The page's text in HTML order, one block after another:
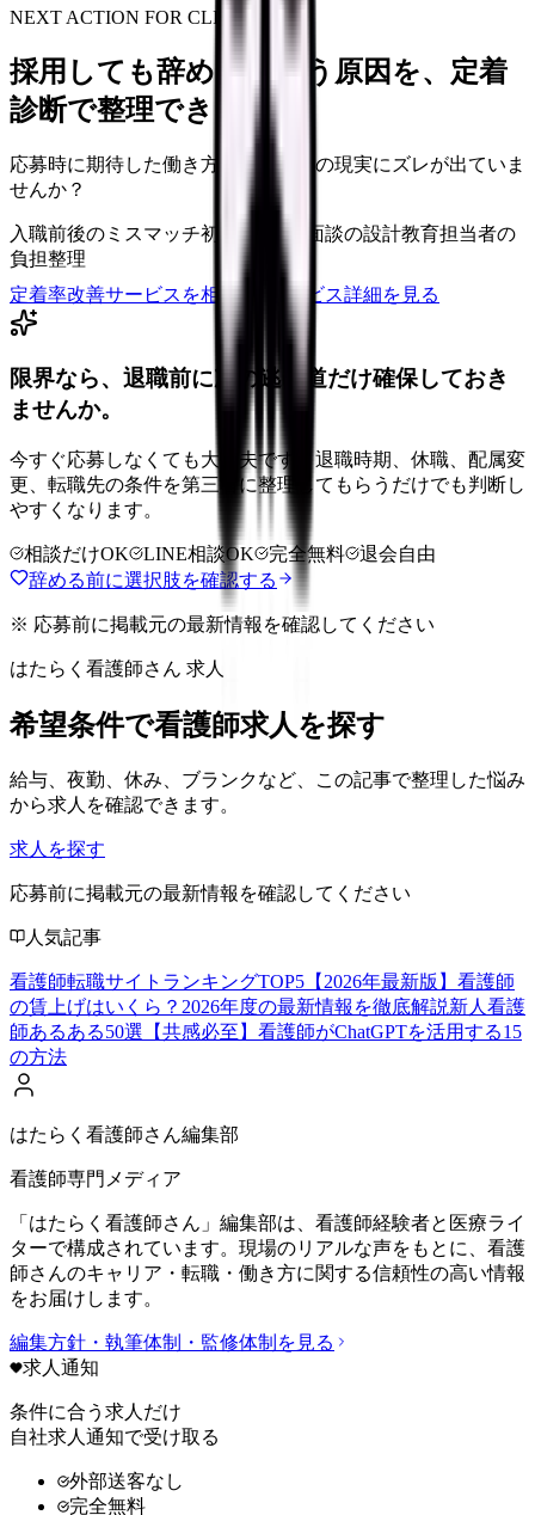
NEXT ACTION FOR CLINICS
採用しても辞めてしまう原因を、定着
診断で整理できます
応募時に期待した働き方と、入職後の現実にズレが出ていま
せんか？
入職前後のミスマッチ初月・3ヶ月面談の設計教育担当者の
負担整理
定着率改善サービスを相談
サービス詳細を見る
限界なら、退職前に次の逃げ道だけ確保しておき
ませんか。
今すぐ応募しなくても大丈夫です。退職時期、休職、配属変
更、転職先の条件を第三者に整理してもらうだけでも判断し
やすくなります。
相談だけOK LINE相談OK 完全無料
退会自由
辞める前に選択肢を確認する
※ 応募前に掲載元の最新情報を確認してください
はたらく看護師さん 求人
希望条件で看護師求人を探す
給与、夜勤、休み、ブランクなど、この記事で整理した悩み
から求人を確認できます。
求人を探す
応募前に掲載元の最新情報を確認してください
人気記事
看護師転職サイトランキングTOP5【2026年最新版】 看護師
の賃上げはいくら？2026年度の最新情報を徹底解説新人看護
師あるある50選【共感必至】 看護師がChatGPTを活用する15
の方法
はたらく看護師さん編集部
看護師専門メディア
「はたらく看護師さん」編集部は、看護師経験者と医療ライ
ターで構成されています。現場のリアルな声をもとに、看護
師さんのキャリア・転職・働き方に関する信頼性の高い情報
をお届けします。
編集方針・執筆体制・監修体制を見る
求人通知
条件に合う求人だけ
自社求人通知で受け取る
外部送客なし
完全無料